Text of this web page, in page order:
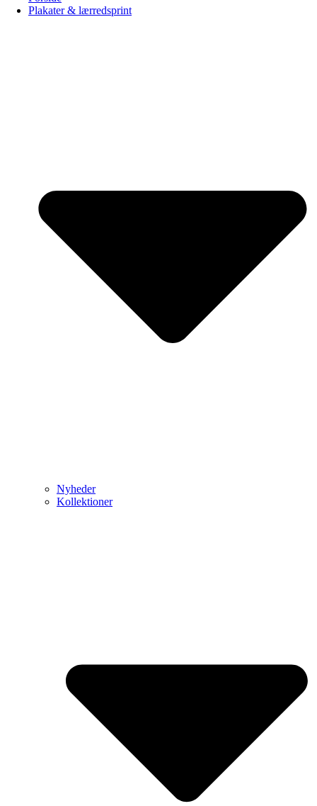
Plakater & lærredsprint
Nyheder
Kollektioner